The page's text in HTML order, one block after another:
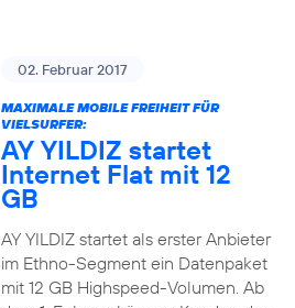
02. Februar 2017
MAXIMALE MOBILE FREIHEIT FÜR
VIELSURFER:
AY YILDIZ startet
Internet Flat mit 12
GB
AY YILDIZ startet als erster Anbieter
im Ethno-Segment ein Datenpaket
mit 12 GB Highspeed-Volumen. Ab